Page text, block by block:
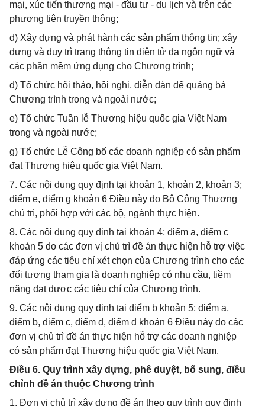
mại, xúc tiến thương mại - đầu tư - du lịch và trên các
phương tiện truyền thông;
d) Xây dựng và phát hành các sản phẩm thông tin; xây
dựng và duy trì trang thông tin điện tử đa ngôn ngữ và
các phần mềm ứng dụng cho Chương trình;
đ) Tổ chức hội thảo, hội nghị, diễn đàn để quảng bá
Chương trình trong và ngoài nước;
e) Tổ chức Tuần lễ Thương hiệu quốc gia Việt Nam
trong và ngoài nước;
g) Tổ chức Lễ Công bố các doanh nghiệp có sản phẩm
đạt Thương hiệu quốc gia Việt Nam.
7. Các nội dung quy định tại khoản 1, khoản 2, khoản 3;
điểm e, điểm g khoản 6 Điều này do Bộ Công Thương
chủ trì, phối hợp với các bộ, ngành thực hiện.
8. Các nội dung quy định tại khoản 4; điểm a, điểm c
khoản 5 do các đơn vị chủ trì đề án thực hiện hỗ trợ việc
đáp ứng các tiêu chí xét chọn của Chương trình cho các
đối tượng tham gia là doanh nghiệp có nhu cầu, tiềm
năng đạt được các tiêu chí của Chương trình.
9. Các nội dung quy định tại điểm b khoản 5; điểm a,
điểm b, điểm c, điểm d, điểm đ khoản 6 Điều này do các
đơn vị chủ trì đề án thực hiện hỗ trợ các doanh nghiệp
có sản phẩm đạt Thương hiệu quốc gia Việt Nam.
Điều 6. Quy trình xây dựng, phê duyệt, bổ sung, điều
chỉnh đề án thuộc Chương trình
1. Đơn vị chủ trì xây dựng đề án theo quy trình quy định